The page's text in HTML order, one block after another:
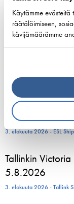
Käytämme
räätälöimiseen,
kävijämäärämme
Hormuz Transit
7. elokuuta 2026 -
Suomalainen
Kanadan
5. elokuuta 2026 - YLE.fi
ESL Shipping
listed company
3. elokuuta 2026 - ESL
Tallinkin
5.8.2026
3. elokuuta 2026 - Tallink